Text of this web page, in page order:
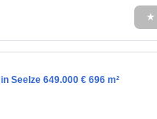
★
Seelze 649.000 € 696 m²